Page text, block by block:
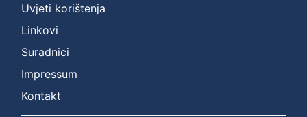
Uvjeti korištenja
Linkovi
Suradnici
Impressum
Kontakt